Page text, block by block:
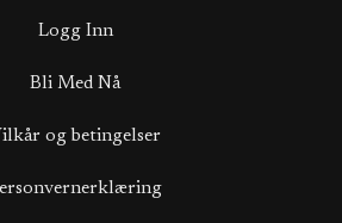
Logg Inn
Bli Med Nå
og betingelser